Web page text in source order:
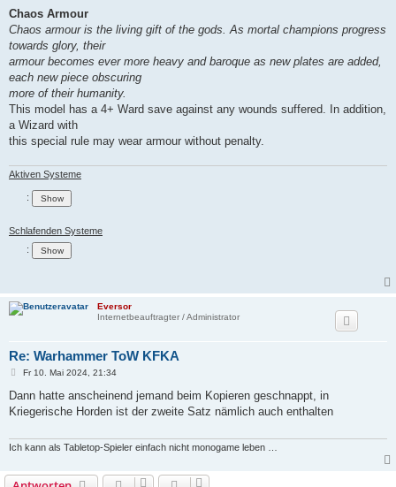
Chaos Armour
Chaos armour is the living gift of the gods. As mortal champions progress
towards glory, their
armour becomes ever more heavy and baroque as new plates are added,
each new piece obscuring
more of their humanity.
This model has a 4+ Ward save against any wounds suffered. In addition,
a Wizard with
this special rule may wear armour without penalty.
Aktiven Systeme
:
Schlafenden Systeme
:
Eversor
Internetbeauftragter / Administrator
Re: Warhammer ToW KFKA
B
i
r
Fr 10. Mai 2024, 21:34
Dann hatte anscheinend jemand beim Kopieren geschnappt, in
Kriegerische Horden ist der zweite Satz nämlich auch enthalten
Ich kann als Tabletop-Spieler einfach nicht monogame leben …